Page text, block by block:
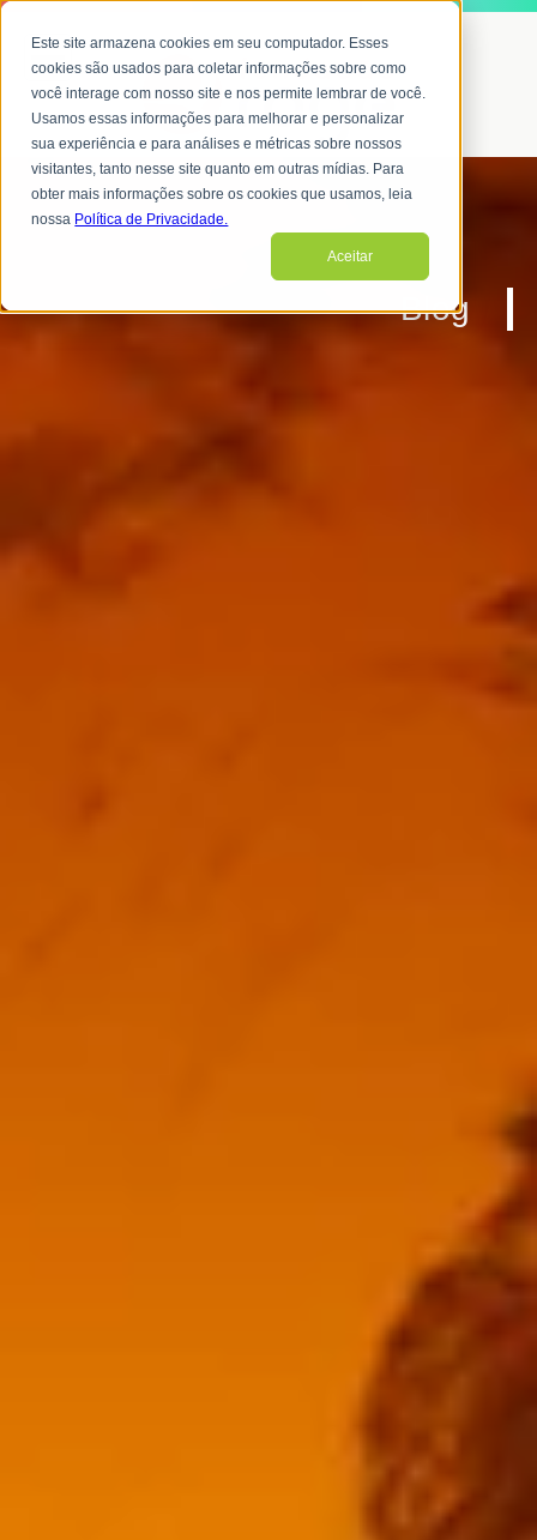
Este site armazena cookies em seu computador. Esses
cookies são usados para coletar informações sobre como
você interage com nosso site e nos permite lembrar de você.
Usamos essas informações para melhorar e personalizar
sua experiência e para análises e métricas sobre nossos
visitantes, tanto nesse site quanto em outras mídias. Para
obter mais informações sobre os cookies que usamos, leia
nossa Política de Privacidade.
Aceitar
Blog